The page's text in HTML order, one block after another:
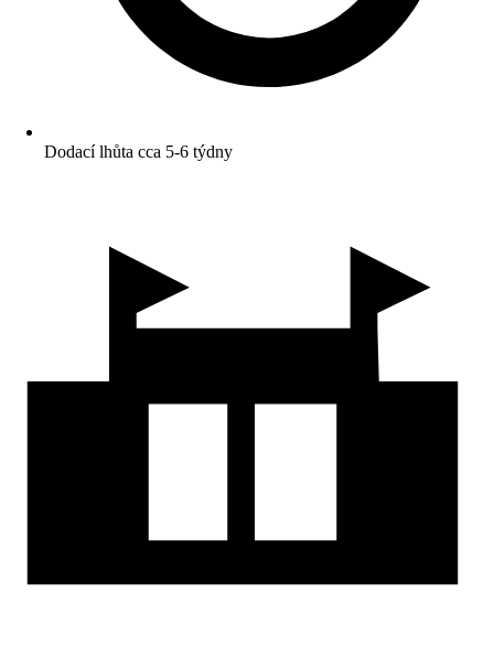
Dodací lhůta cca 5-6 týdny